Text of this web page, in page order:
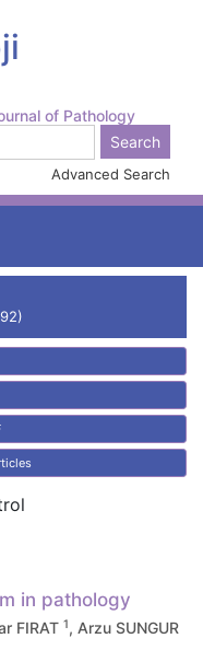
of Pathology
Advanced Search
in pathology
FIRAT 1, Arzu SUNGUR